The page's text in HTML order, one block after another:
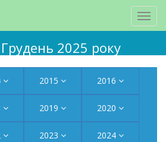
2025 року
2015 2016
2019 2020
2023 2024